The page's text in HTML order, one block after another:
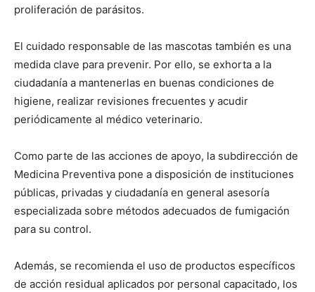
proliferación de parásitos.
El cuidado responsable de las mascotas también es una
medida clave para prevenir. Por ello, se exhorta a la
ciudadanía a mantenerlas en buenas condiciones de
higiene, realizar revisiones frecuentes y acudir
periódicamente al médico veterinario.
Como parte de las acciones de apoyo, la subdirección de
Medicina Preventiva pone a disposición de instituciones
públicas, privadas y ciudadanía en general asesoría
especializada sobre métodos adecuados de fumigación
para su control.
Además, se recomienda el uso de productos específicos
de acción residual aplicados por personal capacitado, los